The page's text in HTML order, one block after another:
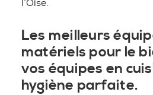
l’Oise.
Les meilleurs
matériels pour le
vos équipes en
hygiène parfaite.